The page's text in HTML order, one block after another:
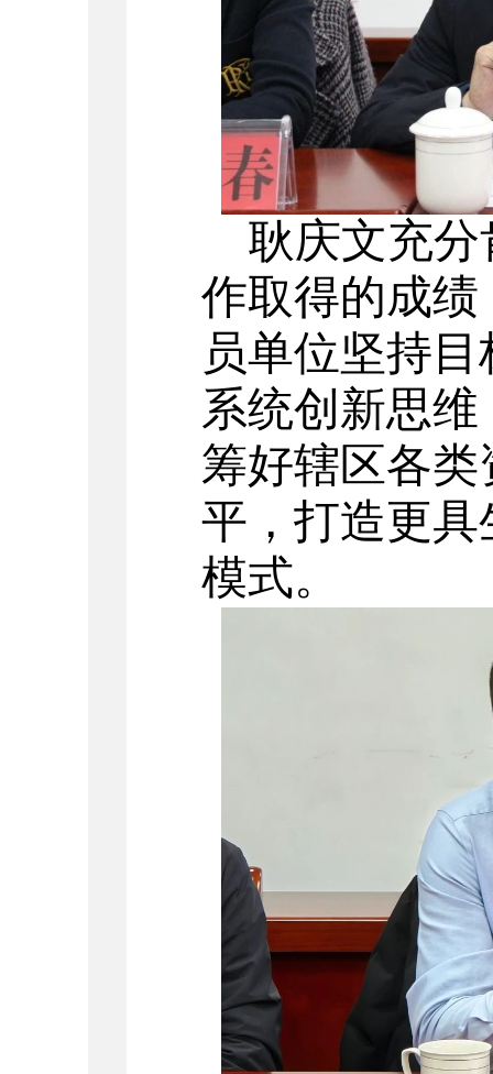
耿庆文充
作取得的成
员单位坚持
系统创新思
筹好辖区各
平，打造更
模式。